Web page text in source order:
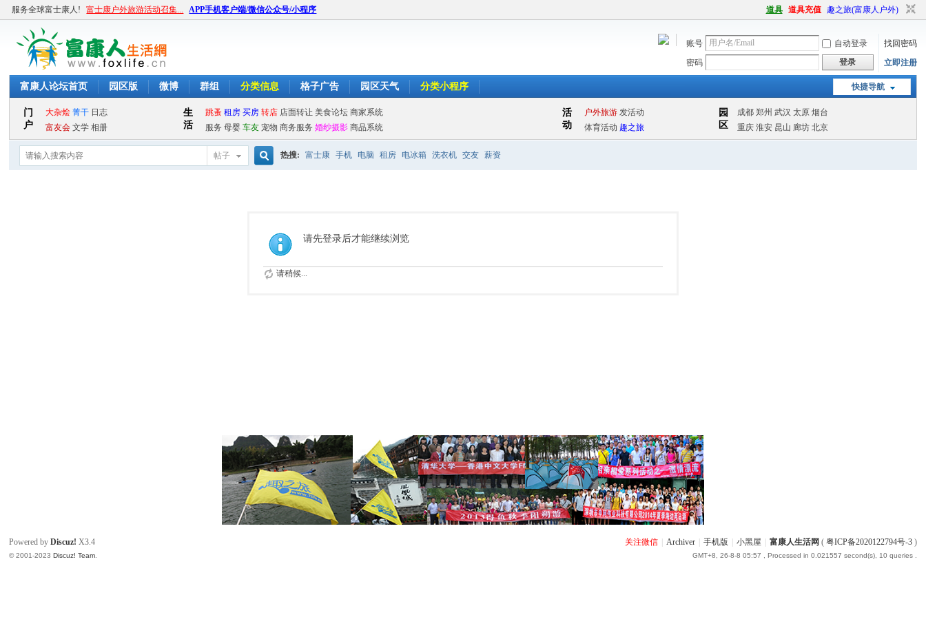
服务全球富士康人! 富士康户外旅游活动召集... APP手机客户端/微信公众号/小程序 道具 道具充值 趣之旅(富康人户外)
账号 自动登录
找回密码
密码
登录 立即注册
快捷导航
富康人论坛首页 园区版 微博 群组 分类信息 格子广告 园区天气 分类小程序
帖子 热搜: 富士康 手机 电脑 租房 电冰箱 洗衣机 交友 薪资
请先登录后才能继续浏览
请稍候...
关注微信 Archiver 手机版 小黑屋 富康人生活网 ( 粤ICP备2020122794号-3)
GMT+8, 26-8-8 05:57 , Processed in 0.021557 second(s), 10 queries .
Powered byDiscuz! X3.4
© 2001-2023Discuz! Team